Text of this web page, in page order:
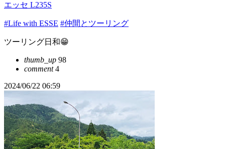
エッセ L235S
#Life with ESSE #仲間とツーリング
ツーリング日和😁
thumb_up 98
comment4
2024/06/22 06:59